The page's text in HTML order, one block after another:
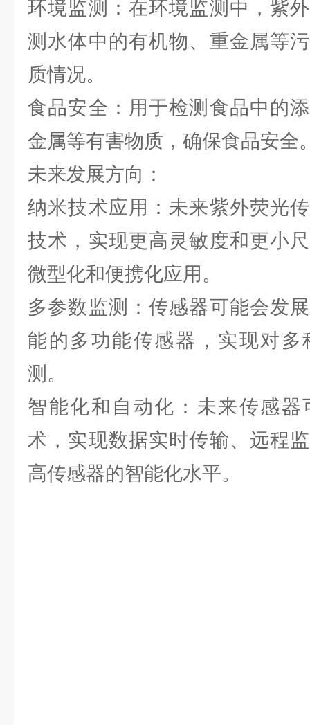
环境监测：在环境监测中，紫
测水体中的有机物、重金属等
质情况。
食品安全：用于检测食品中的
金属等有害物质，确保食品安全
未来发展方向：
纳米技术应用：未来紫外荧光
技术，实现更高灵敏度和更小
微型化和便携化应用。
多参数监测：传感器可能会发
能的多功能传感器，实现对多
测。
智能化和自动化：未来传感
术，实现数据实时传输、远程
高传感器的智能化水平。